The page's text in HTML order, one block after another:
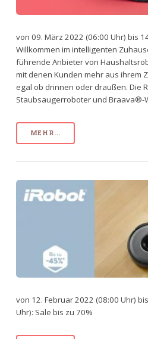
von 09. März 2022 (06:00 Uhr) bis
Willkommen im intelligenten
führende Anbieter von
mit denen Kunden mehr aus ihrem
egal ob drinnen oder draußen. Die
Staubsaugerroboter und Braava®-
MEHR...
von 12. Februar 2022 (08:00 Uhr)
Uhr): Sale bis zu 70%